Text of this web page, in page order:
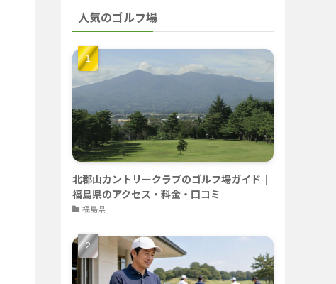
(103)
(40)
(59)
(139)
(40)
(9)
(14)
(22)
(40)
(23)
(22)
(26)
人気のゴルフ場
北郡山カントリークラブのゴルフ場ガイド｜
福島県のアクセス・料金・口コミ
福島県